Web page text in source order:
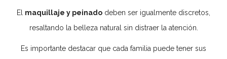
El maquillaje y peinado deben ser igualmente discretos,
resaltando la belleza natural sin distraer la atención.
Es importante destacar que cada familia puede tener sus